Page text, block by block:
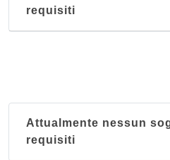
requisiti
Attualmente nessun
requisiti